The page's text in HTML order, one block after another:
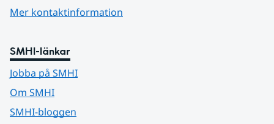
Mer kontaktinformation
SMHI-länkar
Jobba på SMHI
Om SMHI
SMHI-bloggen